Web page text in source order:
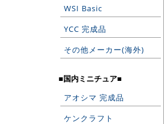
WSI Basic
YCC 完成品
その他メーカー(海外)
■国内ミニチュア■
アオシマ 完成品
ケンクラフト